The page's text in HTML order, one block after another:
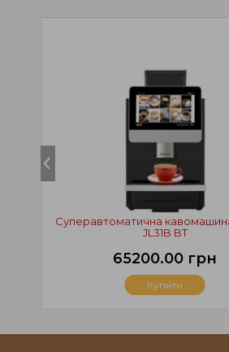
Суперавтоматична
JL31B BT
65200.00 грн
Купити